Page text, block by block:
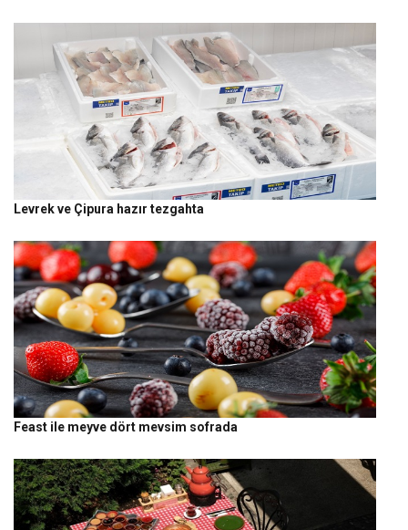
Levrek ve Çipura hazır tezgahta
Feast ile meyve dört mevsim sofrada